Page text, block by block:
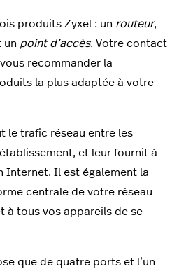
produits Zyxel : un routeur,
un point d’accès. Votre contact
recommander la
la plus adaptée à votre
le trafic réseau entre les
et leur fournit à
Internet. Il est également la
centrale de votre réseau
à tous vos appareils de se
que de quatre ports et l’un